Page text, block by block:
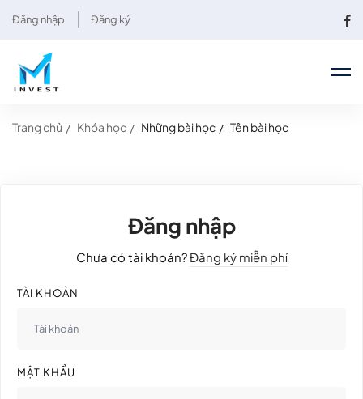
Đăng nhập Đăng ký
Trang chủ Khóa học Những bài học Tên bài học
Đăng nhập
Chưa có tài khoản?Đăng ký miễn phí
TÀI KHOẢN
MẬT KHẨU